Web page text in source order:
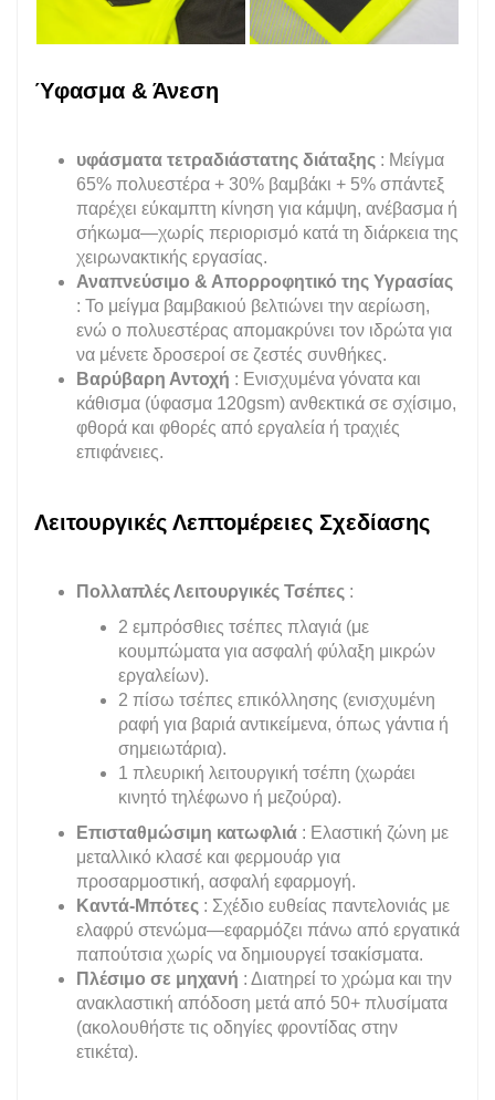
Ύφασμα & Άνεση
υφάσματα τετραδιάστατης διάταξης : Μείγμα
65% πολυεστέρα + 30% βαμβάκι + 5% σπάντεξ
παρέχει εύκαμπτη κίνηση για κάμψη, ανέβασμα ή
σήκωμα—χωρίς περιορισμό κατά τη διάρκεια της
χειρωνακτικής εργασίας.
Αναπνεύσιμο & Απορροφητικό της Υγρασίας
: Το μείγμα βαμβακιού βελτιώνει την αερίωση,
ενώ ο πολυεστέρας απομακρύνει τον ιδρώτα για
να μένετε δροσεροί σε ζεστές συνθήκες.
Βαρύβαρη Αντοχή : Ενισχυμένα γόνατα και
κάθισμα (ύφασμα 120gsm) ανθεκτικά σε σχίσιμο,
φθορά και φθορές από εργαλεία ή τραχιές
επιφάνειες.
Λειτουργικές Λεπτομέρειες Σχεδίασης
Πολλαπλές Λειτουργικές Τσέπες :
2 εμπρόσθιες τσέπες πλαγιά (με
κουμπώματα για ασφαλή φύλαξη μικρών
εργαλείων).
2 πίσω τσέπες επικόλλησης (ενισχυμένη
ραφή για βαριά αντικείμενα, όπως γάντια ή
σημειωτάρια).
1 πλευρική λειτουργική τσέπη (χωράει
κινητό τηλέφωνο ή μεζούρα).
Επισταθμώσιμη κατωφλιά : Ελαστική ζώνη με
μεταλλικό κλασέ και φερμουάρ για
προσαρμοστική, ασφαλή εφαρμογή.
Καντά-Μπότες : Σχέδιο ευθείας παντελονιάς με
ελαφρύ στενώμα—εφαρμόζει πάνω από εργατικά
παπούτσια χωρίς να δημιουργεί τσακίσματα.
Πλέσιμο σε μηχανή : Διατηρεί το χρώμα και την
ανακλαστική απόδοση μετά από 50+ πλυσίματα
(ακολουθήστε τις οδηγίες φροντίδας στην
ετικέτα).